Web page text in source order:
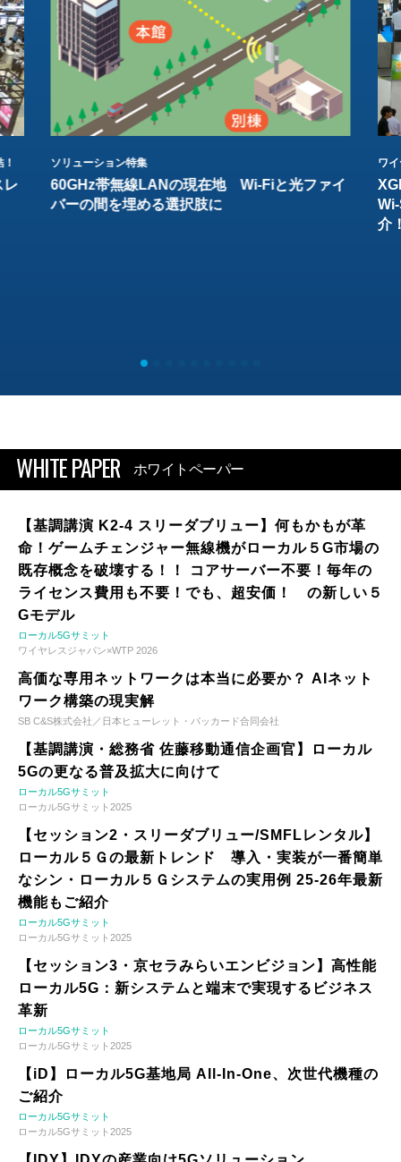
レ
ソリューション特集
60GHz帯無線LANの現在地 Wi-Fiと光ファイ
バーの間を埋める選択肢に
ワ
介
WHITE PAPER ホワイトペーパー
【基調講演 K2-4 スリーダブリュー】何もかもが革
命！ゲームチェンジャー無線機がローカル５G市場の
既存概念を破壊する！！ コアサーバー不要！毎年の
ライセンス費用も不要！でも、超安価！ の新しい５
Gモデル
ローカル5Gサミット
ワイヤレスジャパン×WTP 2026
高価な専用ネットワークは本当に必要か？ AIネット
ワーク構築の現実解
SB C&S株式会社／日本ヒューレット・パッカード合同会社
【基調講演・総務省 佐藤移動通信企画官】ローカル
5Gの更なる普及拡大に向けて
ローカル5Gサミット
ローカル5Gサミット2025
【セッション2・スリーダブリュー/SMFLレンタル】
ローカル５Ｇの最新トレンド 導入・実装が一番簡単
なシン・ローカル５Ｇシステムの実用例 25-26年最新
機能もご紹介
ローカル5Gサミット
ローカル5Gサミット2025
【セッション3・京セラみらいエンビジョン】高性能
ローカル5G：新システムと端末で実現するビジネス
革新
ローカル5Gサミット
ローカル5Gサミット2025
【iD】ローカル5G基地局 All-In-One、次世代機種の
ご紹介
ローカル5Gサミット
ローカル5Gサミット2025